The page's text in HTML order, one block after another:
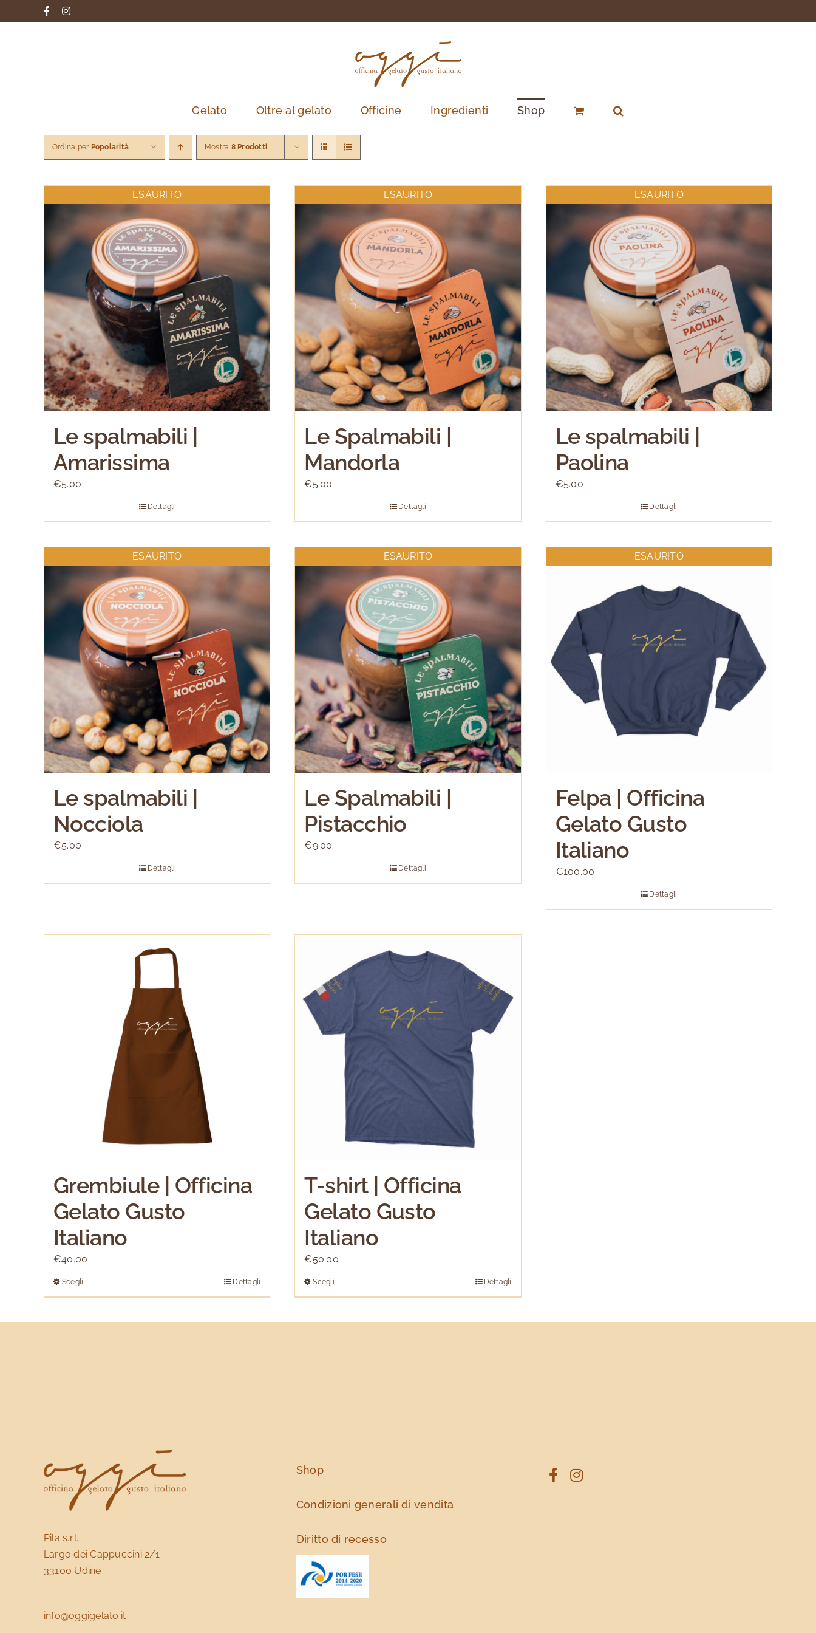
al
FacebookInstagram
Gelato Oltre al gelato Officine Ingredienti Shop
Ordina per Popolarità Mostra 8 Prodotti
ESAURITO
Le spalmabili |
Amarissima
€5.00
Dettagli
ESAURITO
Le Spalmabili |
Mandorla
€5.00
Dettagli
ESAURITO
Le spalmabili |
Paolina
€5.00
Dettagli
ESAURITO
Le spalmabili |
Nocciola
€5.00
Dettagli
ESAURITO
Le Spalmabili |
Pistacchio
€9.00
Dettagli
ESAURITO
Felpa | Officina
Gelato Gusto
Italiano
€100.00
Dettagli
Grembiule | Officina
Gelato Gusto
Italiano
€40.00
Scegli
prodotto
pagina
del
prodotto
Dettagli
T-shirt | Officina
Gelato Gusto
Italiano
€50.00
ScegliQuesto
prodotto
prodotto
Dettagli
Pila s.r.l.
Largo dei Cappuccini 2/1
33100 Udine
info@oggigelato.it
Shop
Condizioni generali di vendita
Diritto di recesso